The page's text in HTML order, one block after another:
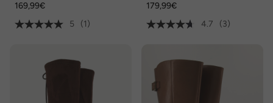
169,99€
5
(1)
179,99€
4.7
(3)